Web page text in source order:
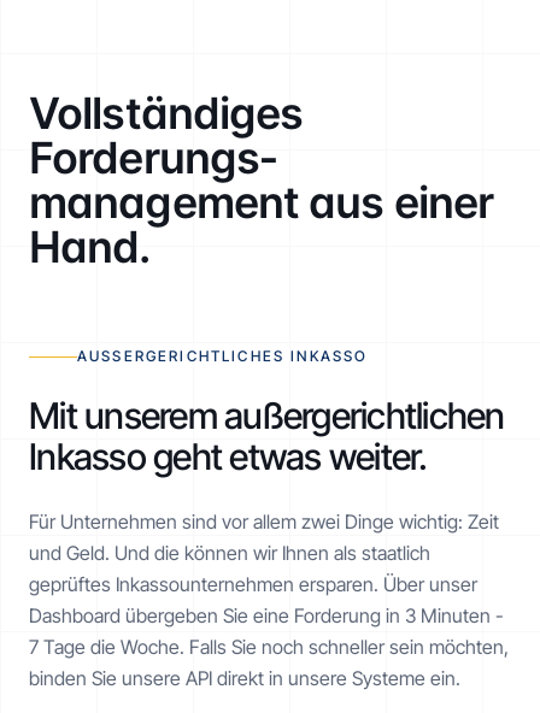
Vollständiges
Forderungs­
management aus einer
Hand.
AUSSERGERICHTLICHES INKASSO
Mit unserem außergerichtlichen
Inkasso geht etwas weiter.
Für Unternehmen sind vor allem zwei Dinge wichtig: Zeit
und Geld. Und die können wir Ihnen als staatlich
geprüftes Inkasso­unternehmen ersparen. Über unser
Dashboard übergeben Sie eine Forderung in 3 Minuten -
7 Tage die Woche. Falls Sie noch schneller sein möchten,
binden Sie unsere API direkt in unsere Systeme ein.